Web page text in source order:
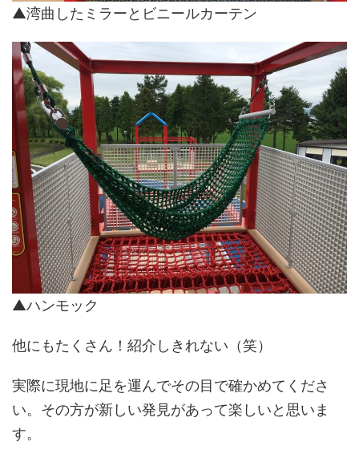
▲湾曲したミラーとビニールカーテン
▲ハンモック
他にもたくさん！紹介しきれない（笑）
実際に現地に足を運んでその目で確かめてくださ
い。その方が新しい発見があって楽しいと思いま
す。